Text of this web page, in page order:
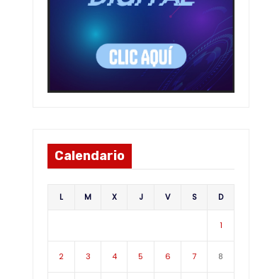
Calendario
L M X J V S D
1
2 3 4 5 6 7 8